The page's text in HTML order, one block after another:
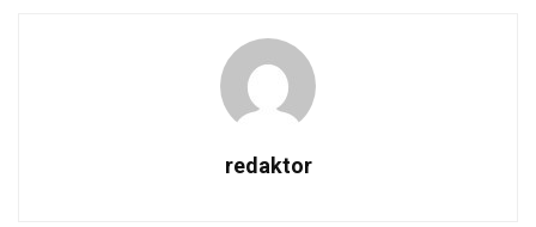
redaktor